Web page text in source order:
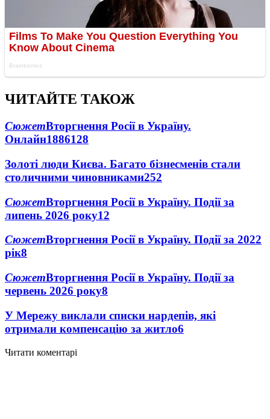
ЧИТАЙТЕ ТАКОЖ
СюжетВторгнення Росії в Україну.
Онлайн1886128
Золоті люди Києва. Багато бізнесменів стали
столичними чиновниками252
СюжетВторгнення Росії в Україну. Події за
липень 2026 року12
СюжетВторгнення Росії в Україну. Події за 2022
рік8
СюжетВторгнення Росії в Україну. Події за
червень 2026 року8
У Мережу виклали списки нардепів, які
отримали компенсацію за житло6
Читати коментарі